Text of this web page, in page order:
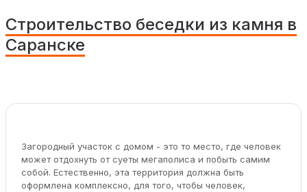
Строительство беседки из камня в
Саранске
Загородный участок с домом - это то место, где человек
может отдохнуть от суеты мегаполиса и побыть самим
собой. Естественно, эта территория должна быть
оформлена комплексно, для того, чтобы человек,